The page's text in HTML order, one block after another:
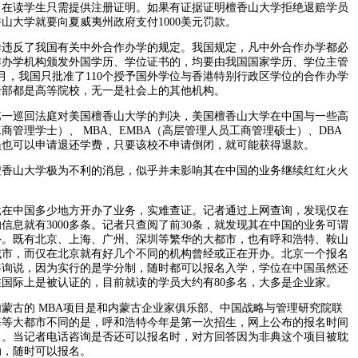
读学生只需提供注册证明。如果有证据证明檀香山大学拒绝退赔学员
大学就要向夏威夷州政府支付1000美元罚款。
了我国有关中外合作办学的规定。我国规定，凡中外合作办学都必
学机构颁发外国学历、学位证书的，均要由我国国家学历、学位主管
，我国只批准了110个授予国外学位与香港特别行政区学位的合作办学
都是高等院校，无一是社会上的其他机构。
回法庭对美国檀香山大学的判决，美国檀香山大学在中国与一些高
管理学士）、 MBA、EMBA（高层管理人员工商管理硕士）、DBA
可以申请退还学费，只要该校不申请倒闭，就可能获得退款。
大学极为不利的消息，似乎并未影响其在中国的业务继续红红火火
国多少地方开办了业务，实难查证。记者通过上网查询，发现仅在
息就有3000多条。记者只查阅了前30条，就发现其在中国的业务可谓
既有北京、上海、广州、深圳等繁华的大都市，也有呼和浩特、鞍山
，而仅在北京就有好几个不同的机构曾经或正在开办。北京一个报名
说，因为实行的是学分制，随时都可以报名入学，学位在中国虽然还
际上是被认证的，目前就读的学员大约有80多名，大多是企业家。
的 MBA项目是和内蒙古企业家俱乐部、中国战略与管理研究院联
大都市不同的是，呼和浩特今年是第一次招生，网上公布的报名时间
。当记者电话咨询是否还可以报名时，对方回答因为非典这个项目被耽
随时可以报名。